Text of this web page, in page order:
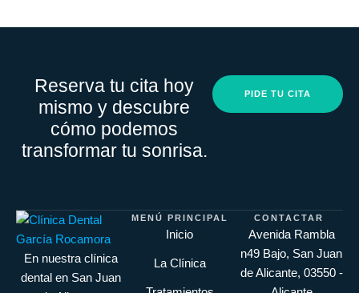
Reserva tu cita hoy
mismo y descubre
cómo podemos
transformar tu sonrisa.
PIDE TU CITA
En nuestra clínica
dental en San Juan
MENÚ PRINCIPAL
Inicio
La Clínica
CONTACTAR
Avenida Rambla
n49 Bajo, San Juan
de Alicante, 03550 -